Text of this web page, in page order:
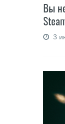
Вы
3